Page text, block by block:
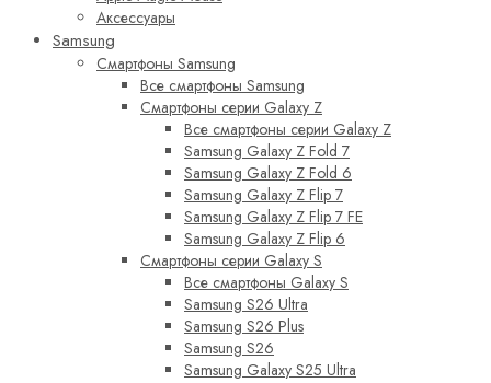
Аксессуары
Samsung
Смартфоны Samsung
Все смартфоны Samsung
Смартфоны серии Galaxy Z
Все смартфоны серии Galaxy Z
Samsung Galaxy Z Fold 7
Samsung Galaxy Z Fold 6
Samsung Galaxy Z Flip 7
Samsung Galaxy Z Flip 7 FE
Samsung Galaxy Z Flip 6
Смартфоны серии Galaxy S
Все смартфоны Galaxy S
Samsung S26 Ultra
Samsung S26 Plus
Samsung S26
Samsung Galaxy S25 Ultra